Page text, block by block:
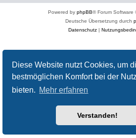
Diese Website nutzt Cookies, um
bestmöglichen Komfort bei der
bieten. Mehr erfahren
Verstanden!
Powered by phpBB® Forum Software
Deutsche Übersetzung durch
Datenschutz|